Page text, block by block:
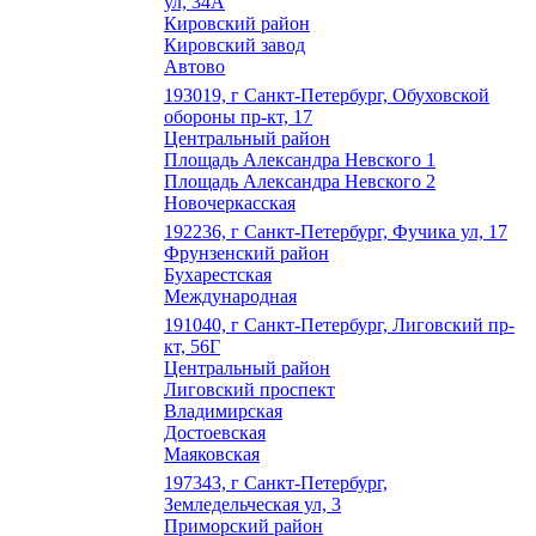
Кировский район
Кировский завод
Автово
193019, г Санкт-Петербург, Обуховской
обороны пр-кт, 17
Центральный район
Площадь Александра Невского 1
Площадь Александра Невского 2
Новочеркасская
192236, г Санкт-Петербург, Фучика ул, 17
Фрунзенский район
Бухарестская
Международная
191040, г Санкт-Петербург, Лиговский пр-
кт, 56Г
Центральный район
Лиговский проспект
Владимирская
Достоевская
Маяковская
197343, г Санкт-Петербург,
Земледельческая ул, 3
Приморский район